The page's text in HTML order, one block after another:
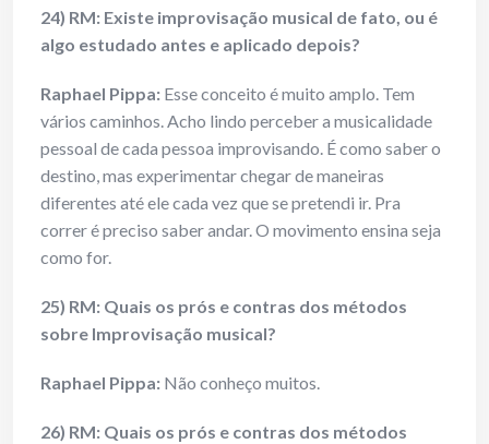
24) RM: Existe improvisação musical de fato, ou é
algo estudado antes e aplicado depois?
Raphael Pippa: Esse conceito é muito amplo. Tem
vários caminhos. Acho lindo perceber a musicalidade
pessoal de cada pessoa improvisando. É como saber o
destino, mas experimentar chegar de maneiras
diferentes até ele cada vez que se pretendi ir. Pra
correr é preciso saber andar. O movimento ensina seja
como for.
25) RM: Quais os prós e contras dos métodos
sobre Improvisação musical?
Raphael Pippa: Não conheço muitos.
26) RM: Quais os prós e contras dos métodos